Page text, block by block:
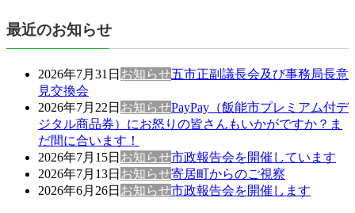
最近のお知らせ
2026年7月31日 お知らせ五市正副議長会及び事務局長意
見交換会
2026年7月22日 お知らせPayPay（飯能市プレミアム付デ
ジタル商品券）にお怒りの皆さんもいかがですか？ま
だ間に合います！
2026年7月15日 お知らせ市政報告会を開催しています
2026年7月13日 お知らせ寄居町からのご視察
2026年6月26日 お知らせ市政報告会を開催します